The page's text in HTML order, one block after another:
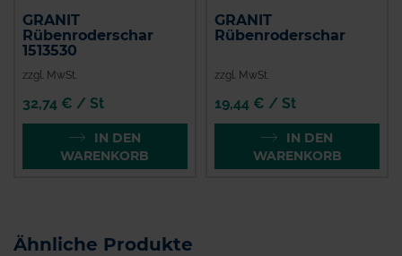
GRANIT
Rübenroderschar
1513530
zzgl. MwSt.
32,74 € / St
IN DEN
WARENKORB
GRANIT
Rübenroderschar
zzgl. MwSt.
19,44 € / St
IN DEN
WARENKORB
Ähnliche Produkte